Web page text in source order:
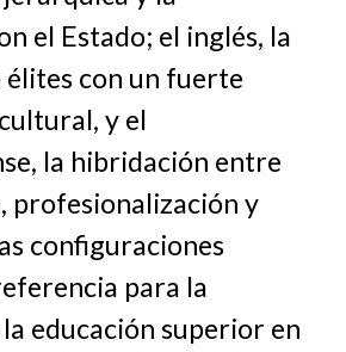
el Estado; el inglés, la
con un fuerte
y el
la hibridación entre
profesionalización y
configuraciones
para la
educación superior en